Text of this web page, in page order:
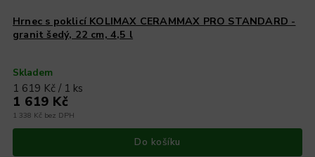
Hrnec s poklicí KOLIMAX CERAMMAX PRO STANDARD -
granit šedý, 22 cm, 4,5 l
Skladem
1 338 Kč bez DPH
1 619 Kč
1 619 Kč / 1 ks
Do košíku